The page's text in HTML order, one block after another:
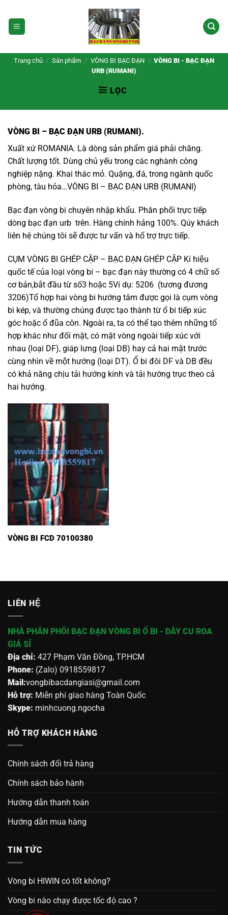
qua
nội
Trang chủ / Sản phẩm / VÒNG BI BẠC ĐẠN / VÒNG BI - BẠC ĐẠN
URB (RUMANI)
LỌC
VÒNG BI – BẠC ĐẠN URB (RUMANI).
Xuất xứ ROMANIA. Là dòng sản phẩm giá phải chăng.
Chất lượng tốt. Dùng chủ yếu trong các nghành công
nghiệp nặng. Khai thác mỏ. Quặng, đá, trong ngành quốc
phòng, tàu hỏa…VÒNG BI – BẠC ĐẠN URB (RUMANI)
Bạc đạn vòng bi chuyên nhập khẩu. Phân phối trực tiếp
dòng bạc đạn urb trên. Hàng chính hảng 100%. Qúy khách
liên hệ chúng tôi sẽ được tư vấn và hổ trợ trực tiếp.
CỤM VÒNG BI GHÉP CẶP – BẠC ĐẠN GHÉP CẶP Kí hiệu
quốc tế của loại vòng bi – bạc đạn này thường có 4 chữ số
cơ bản,bắt đầu từ số3 hoặc 5Ví dụ: 5206 (tương đương
3206)Tổ hợp hai vòng bi hướng tâm được gọi là cụm vòng
bi kép, và thường chúng được tạo thành từ ổ bi tiếp xúc
góc hoặc ổ đũa côn. Ngoài ra, ta có thể tạo thêm những tổ
hợp khác như đối mặt, có mặt vòng ngoài tiếp xúc với
nhau (loại DF), giáp lưng (loại DB) hay cả hai mặt trước
cùng nhìn về một hướng (loại DT). Ổ bi đôi DF và DB đều
có khả năng chịu tải hướng kính và tải hướng trục theo cả
hai hướng.
VÒNG BI FCD 70100380
LIÊN HỆ
NHÀ PHÂN PHỐI BẠC ĐẠN VÒNG BI Ổ BI - DÂY CU ROA
GIÁ SỈ
Địa chỉ: 427 Phạm Văn Đồng, TP.HCM
Phone: (Zalo) 0918559817
Mail:vongbibacdangiasi@gmail.com
Hỗ trợ: Miễn phí giao hàng Toàn Quốc
Skype: minhcuong.ngocha
HỖ TRỢ KHÁCH HÀNG
Chính sách đổi trả hàng
Chính sách bảo hành
Hướng dẫn thanh toán
Hướng dẫn mua hàng
TIN TỨC
Vòng bi HIWIN có tốt không?
Vòng bi nào chạy được tốc độ cao ?